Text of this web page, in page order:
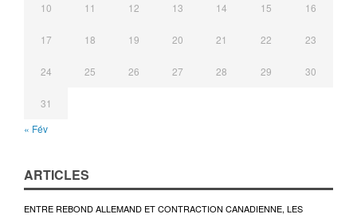
10 11 12 13 14 15 16
17 18 19 20 21 22 23
24 25 26 27 28 29 30
31
« Fév
ARTICLES
ENTRE REBOND ALLEMAND ET CONTRACTION CANADIENNE, LES